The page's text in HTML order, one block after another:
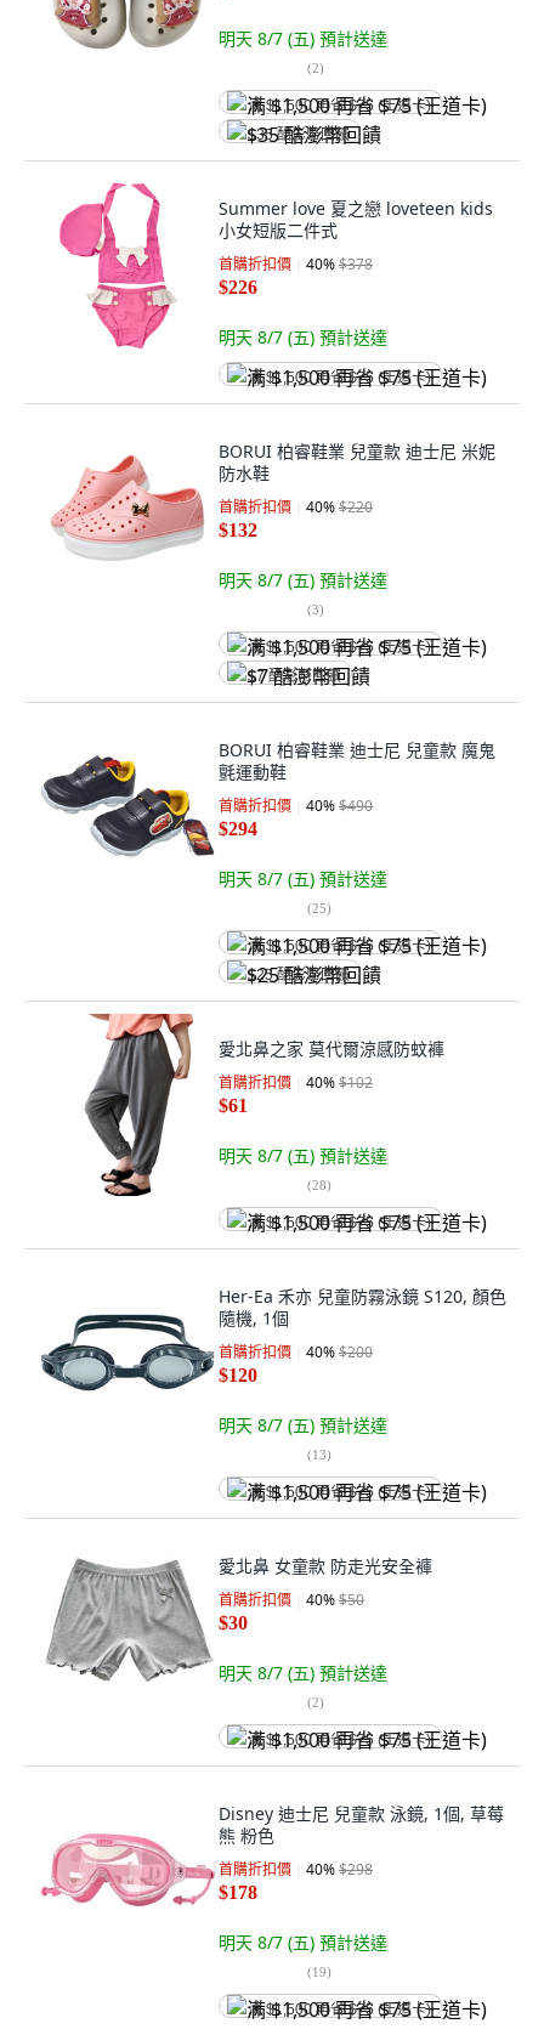
明天 8/7 (五) 預計送達
(2)
满 $1,500 再省 $75 (王道卡)
$35 酷澎幣回饋
Summer love 夏之戀 loveteen kids
小女短版二件式
首購折扣價 40%$378
$226
明天 8/7 (五) 預計送達
满 $1,500 再省 $75 (王道卡)
BORUI 柏睿鞋業 兒童款 迪士尼 米妮
防水鞋
首購折扣價 40%$220
$132
明天 8/7 (五) 預計送達
(3)
满 $1,500 再省 $75 (王道卡)
$7 酷澎幣回饋
BORUI 柏睿鞋業 迪士尼 兒童款 魔鬼
氈運動鞋
首購折扣價 40%$490
$294
明天 8/7 (五) 預計送達
(25)
满 $1,500 再省 $75 (王道卡)
$25 酷澎幣回饋
愛北鼻之家 莫代爾涼感防蚊褲
首購折扣價 40%$102
$61
明天 8/7 (五) 預計送達
(28)
满 $1,500 再省 $75 (王道卡)
Her-Ea 禾亦 兒童防霧泳鏡 S120, 顏色
隨機, 1個
首購折扣價 40%$200
$120
明天 8/7 (五) 預計送達
(13)
满 $1,500 再省 $75 (王道卡)
愛北鼻 女童款 防走光安全褲
首購折扣價 40%$50
$30
明天 8/7 (五) 預計送達
(2)
满 $1,500 再省 $75 (王道卡)
Disney 迪士尼 兒童款 泳鏡, 1個, 草莓
熊 粉色
首購折扣價 40%$298
$178
明天 8/7 (五) 預計送達
(19)
满 $1,500 再省 $75 (王道卡)